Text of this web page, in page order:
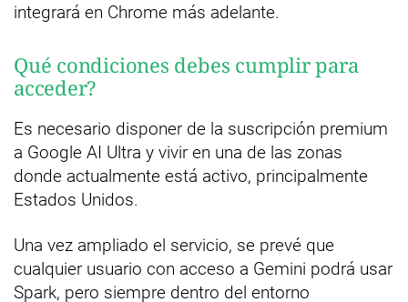
integrará en Chrome más adelante.
Qué condiciones debes cumplir para
acceder?
Es necesario disponer de la suscripción premium
a Google AI Ultra y vivir en una de las zonas
donde actualmente está activo, principalmente
Estados Unidos.
Una vez ampliado el servicio, se prevé que
cualquier usuario con acceso a Gemini podrá usar
Spark, pero siempre dentro del entorno